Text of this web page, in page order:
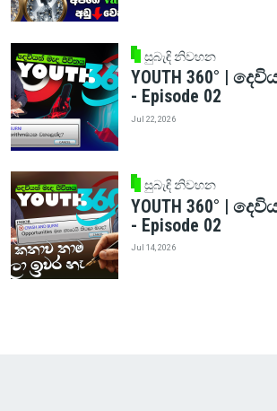
සුබැඳි නිවහන
YOUTH 360° |
- Episode 02
Jul 22, 2026
සුබැඳි නිවහන
YOUTH 360° |
- Episode 02
Jul 14, 2026